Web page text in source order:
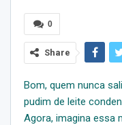
0
Share
Bom, quem nunca
pudim de leite
Agora, imagina essa